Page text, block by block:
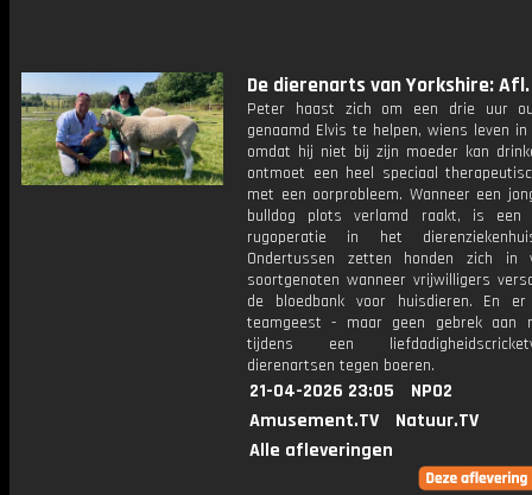
De dierenarts van Yorkshire:
Peter haast zich om een drie uur
genaamd Elvis te helpen, wiens leven
omdat hij niet bij zijn moeder kan
ontmoet een heel speciaal
met een oorprobleem. Wanneer een
bulldog plots verlamd raakt, is een
rugoperatie in het
Ondertussen zetten honden zich in
soortgenoten wanneer vrijwilligers
de bloedbank voor huisdieren. En
teamgeest - maar geen gebrek aan
tijdens een
dierenartsen tegen boeren.
21-04-2026 23:05
NPO2
Amusement.TV
Natuur.TV
Alle afleveringen